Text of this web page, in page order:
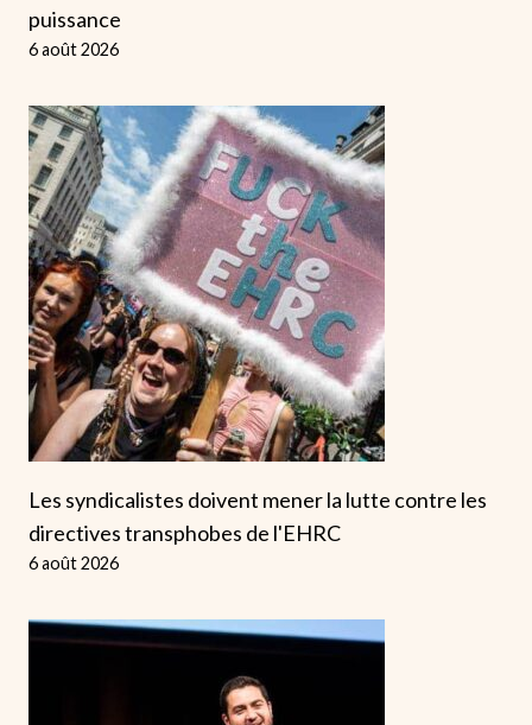
puissance
6 août 2026
Les syndicalistes doivent mener la lutte contre les
directives transphobes de l'EHRC
6 août 2026